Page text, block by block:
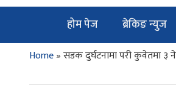
होम पेज ब्रेकिङ न्युज
Home»सडक दुर्घटनामा परी कुवेतमा ३